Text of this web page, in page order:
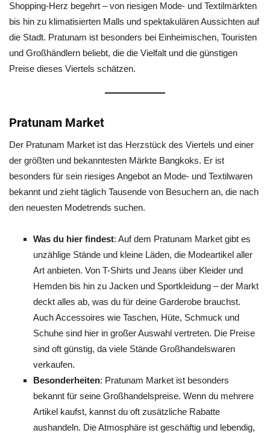
Shopping-Herz begehrt – von riesigen Mode- und Textilmärkten
bis hin zu klimatisierten Malls und spektakulären Aussichten auf
die Stadt. Pratunam ist besonders bei Einheimischen, Touristen
und Großhändlern beliebt, die die Vielfalt und die günstigen
Preise dieses Viertels schätzen.
Pratunam Market
Der Pratunam Market ist das Herzstück des Viertels und einer
der größten und bekanntesten Märkte Bangkoks. Er ist
besonders für sein riesiges Angebot an Mode- und Textilwaren
bekannt und zieht täglich Tausende von Besuchern an, die nach
den neuesten Modetrends suchen.
Was du hier findest: Auf dem Pratunam Market gibt es
unzählige Stände und kleine Läden, die Modeartikel aller
Art anbieten. Von T-Shirts und Jeans über Kleider und
Hemden bis hin zu Jacken und Sportkleidung – der Markt
deckt alles ab, was du für deine Garderobe brauchst.
Auch Accessoires wie Taschen, Hüte, Schmuck und
Schuhe sind hier in großer Auswahl vertreten. Die Preise
sind oft günstig, da viele Stände Großhandelswaren
verkaufen.
Besonderheiten: Pratunam Market ist besonders
bekannt für seine Großhandelspreise. Wenn du mehrere
Artikel kaufst, kannst du oft zusätzliche Rabatte
aushandeln. Die Atmosphäre ist geschäftig und lebendig,